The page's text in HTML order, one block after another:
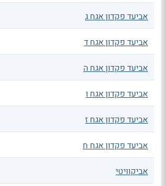
אביעד פקדון אגח ג
אביעד פקדון אגח ד
אביעד פקדון אגח ה
אביעד פקדון אגח ו
אביעד פקדון אגח ז
אביעד פקדון אגח ח
אביקוויטי